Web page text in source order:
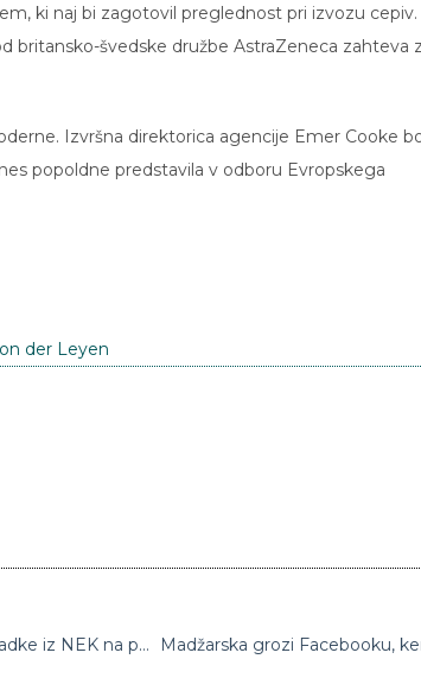
ki naj bi zagotovil preglednost pri izvozu cepiv.
britansko-švedske družbe AstraZeneca zahteva
Izvršna direktorica agencije Emer Cooke
popoldne predstavila v odboru Evropskega
der Leyen
Bo Hrvaška res zgradila odlagališče za radioaktivne odpadke iz NEK na potresno ogroženi lokaciji? Madžarska grozi Facebooku,